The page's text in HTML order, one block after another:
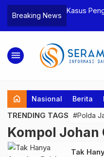
Breaking News
Bea Cukai
Pelaku beserta
dan 146 Gram
Kasus
Tebo
menu
home Nasional Berita
TRENDING TAGS #Polda
Kompol
Tak